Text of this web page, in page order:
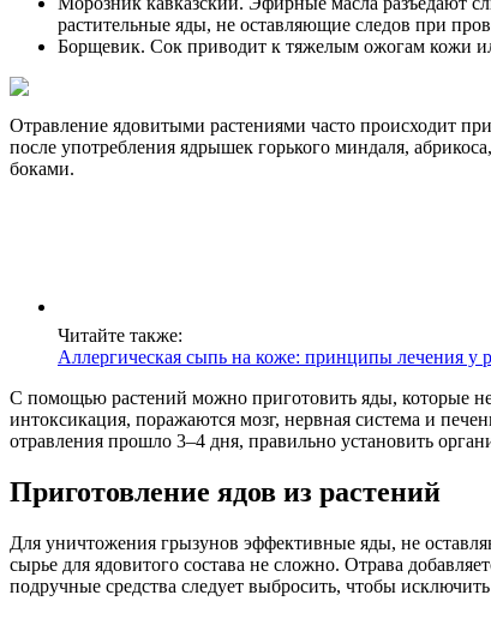
растительные яды, не оставляющие следов при
Борщевик. Сок приводит к тяжелым ожогам кожи
Отравление ядовитыми растениями часто происходит
после употребления ядрышек горького миндаля,
боками.
Читайте также:
Аллергическая сыпь на коже: принципы лечения у
С помощью растений можно приготовить яды, которые
интоксикация, поражаются мозг, нервная система и
отравления прошло 3–4 дня, правильно установить
Приготовление ядов из растений
Для уничтожения грызунов эффективные яды, не
сырье для ядовитого состава не сложно. Отрава
подручные средства следует выбросить, чтобы